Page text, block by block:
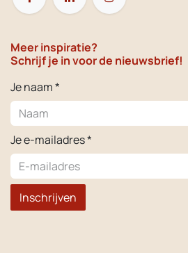
Meer inspiratie?
Schrijf je in voor de nieuwsbrief!
Je naam *
Je e-mailadres *
Inschrijven